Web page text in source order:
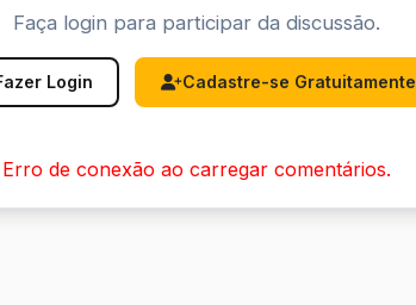
Faça login para participar da discussão.
Login Cadastre-se Gratuitamente
Erro de conexão ao carregar comentários.